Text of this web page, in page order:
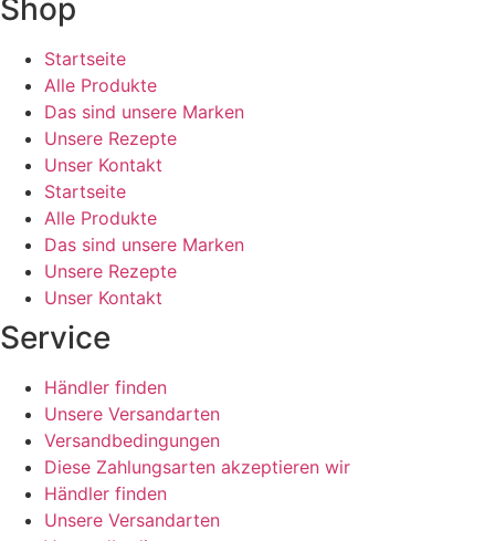
Shop
Startseite
Alle Produkte
Das sind unsere Marken
Unsere Rezepte
Unser Kontakt
Startseite
Alle Produkte
Das sind unsere Marken
Unsere Rezepte
Unser Kontakt
Service
Händler finden
Unsere Versandarten
Versandbedingungen
Diese Zahlungsarten akzeptieren wir
Händler finden
Unsere Versandarten